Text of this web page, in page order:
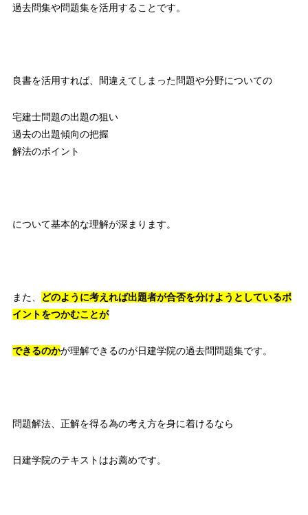
過去問集や問題集を活用することです。
良書を活用すれば、間違えてしまった問題や分野についての
宅建士問題の出題の狙い
過去の出題傾向の把握
解法のポイント
について基本的な理解が深まります。
また、 どのように考えれば出題者が合否を分けようとしているポ
イントをつかむことが
できるのかが理解できるのが日建学院の過去問問題集です。
問題解法、正解を得る為の考え方を身に着けるなら
日建学院のテキストはお薦めです。